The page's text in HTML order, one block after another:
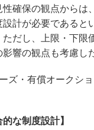
性確保の観点からは
計が必要であると
ただし、上限・下
響の観点も考慮し
ズ・有償オークシ
な制度設計】